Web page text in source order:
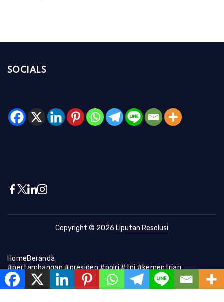
SOCIALS
Copyright © 2026 Liputan Resolusi
HomeBeranda
#pertambangan #presiden #polri #tni #kementrian
#presiden #Kapolri #indonesia